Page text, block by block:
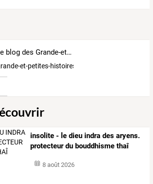
Le blog des Grande-et-petites-histoires-de-la-thaïlande.over-blog.com
et-petites-histoires-de-la-thailande.over-b
insolite - le dieu indra des aryens.
protecteur du bouddhisme thaî
8 août 2026